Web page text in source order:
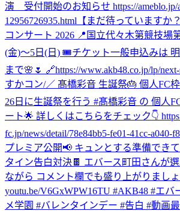
演 受付開始のお知らせ https://ameblo.jp/
12956726935.html 【まだ待っていますか
コンサート 2026 📍国立代々木第競技場
(金)〜5日(日) 🎟️チケット一般申込みは 明
まで🌸🌷 🔗https://www.akb48.co.jp/lp/
すかコン/／ 髙橋彩音 生誕祭🎂 個人FC
26日に生誕祭を行う #髙橋彩音 の 個人
ート🌟 詳しくはこちらをチェック👇
fc.jp/news/detail/78e84bb5-fe01-41cc-a040-
プレミア公開📢 キュンとする準備でき
タイン告白対決🍫 エバース町田さんが
ながら コメント欄でも盛り上がりまし
youtu.be/V6GxWPW16TU #AKB48 #エバ
メ学園 #バレンタインデー #告白 #動画